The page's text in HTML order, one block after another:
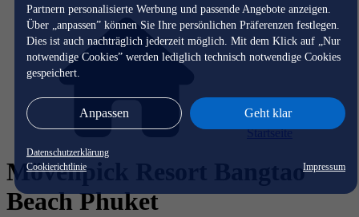
Partnern personalisierte Werbung und passende Angebote anzeigen.
Über „anpassen” können Sie Ihre persönlichen Präferenzen festlegen.
Dies ist auch nachträglich jederzeit möglich. Mit dem Klick auf „Nur
notwendige Cookies” werden lediglich technisch notwendige Cookies
gespeichert.
Anpassen Geht klar
Datenschutzerklärung
Cookierichtlinie
Impressum
Startseite
Mövenpick Resort Bangtao
Beach Phuket